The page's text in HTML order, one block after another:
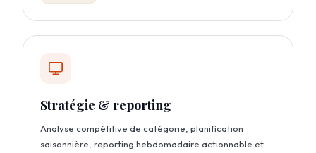
Stratégie & reporting
Analyse compétitive de catégorie, planification
saisonnière, reporting hebdomadaire actionnable et